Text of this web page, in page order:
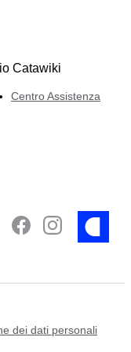
Catawiki
Centro Assistenza
dei dati personali